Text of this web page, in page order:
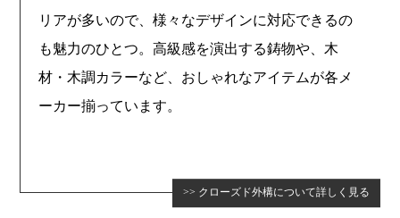
リアが多いので、様々なデザインに対応できるの
も魅力のひとつ。高級感を演出する鋳物や、木
材・木調カラーなど、おしゃれなアイテムが各メ
ーカー揃っています。
クローズド外構について詳しく見る